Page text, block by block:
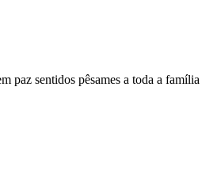
paz sentidos pêsames a toda a família